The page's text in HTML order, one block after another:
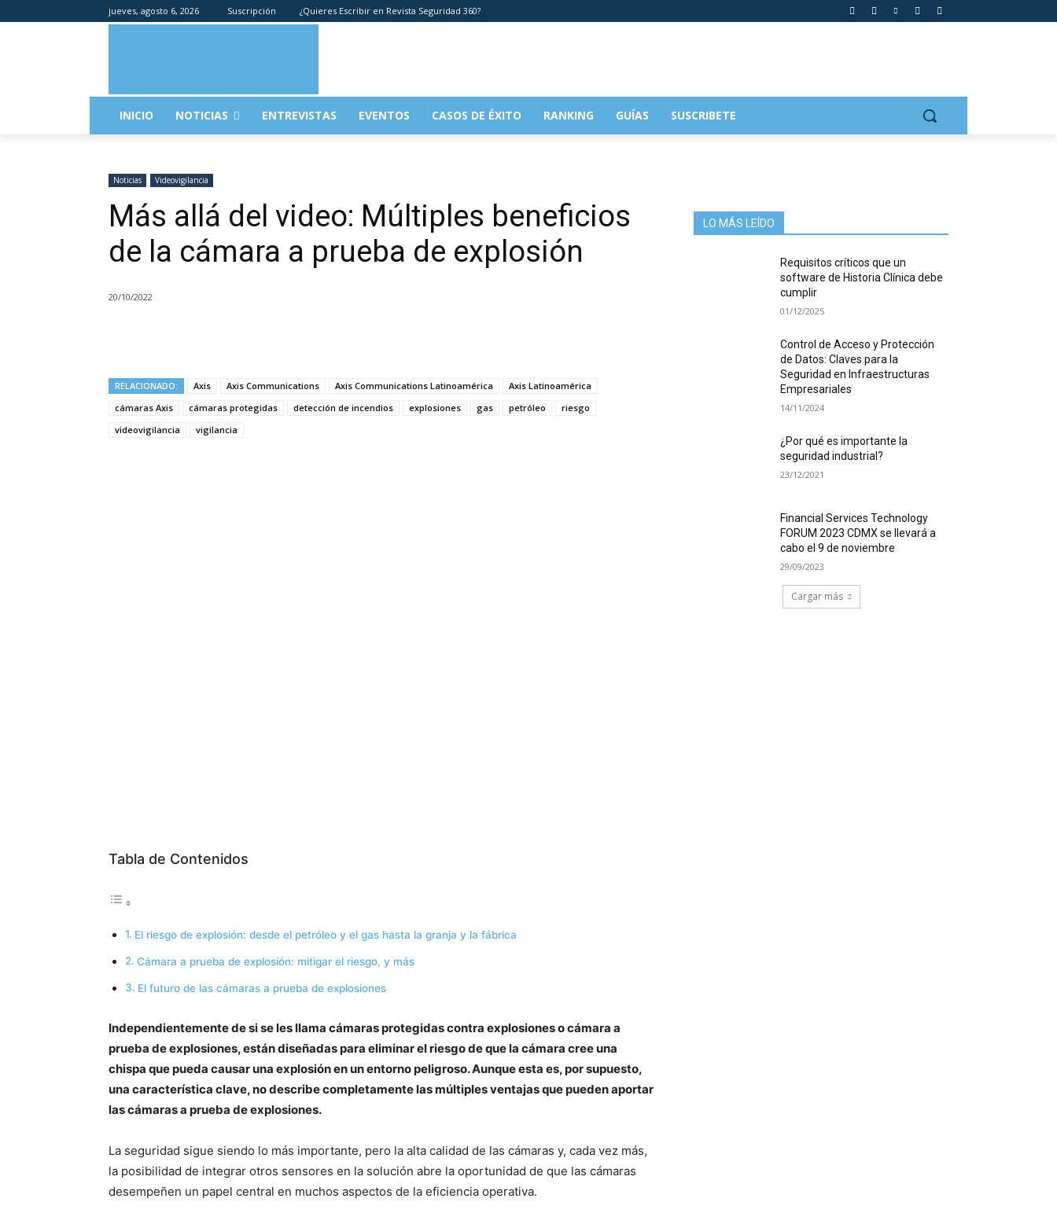
jueves, agosto 6, 2026 Suscripción ¿Quieres Escribir en Revista Seguridad 360?
INICIO NOTICIAS ENTREVISTAS EVENTOS CASOS DE ÉXITO RANKING GUÍAS SUSCRIBETE
Noticias Videovigilancia
Más allá del video: Múltiples beneficios
de la cámara a prueba de explosión
20/10/2022
RELACIONADO: Axis Axis Communications Axis Communications Latinoamérica
Axis Latinoamérica
cámaras Axis
cámaras protegidas detección de incendios explosiones gas petróleo
riesgo
videovigilancia
vigilancia
Tabla de Contenidos
El riesgo de explosión: desde el petróleo y el gas hasta la granja y la fábrica
Cámara a prueba de explosión: mitigar el riesgo, y más
El futuro de las cámaras a prueba de explosiones
Independientemente de si se les llama cámaras protegidas contra explosiones o cámara a
prueba de explosiones, están diseñadas para eliminar el riesgo de que la cámara cree una
chispa que pueda causar una explosión en un entorno peligroso. Aunque esta es, por supuesto,
una característica clave, no describe completamente las múltiples ventajas que pueden aportar
las cámaras a prueba de explosiones.
La seguridad sigue siendo lo más importante, pero la alta calidad de las cámaras y, cada vez más,
la posibilidad de integrar otros sensores en la solución abre la oportunidad de que las cámaras
desempeñen un papel central en muchos aspectos de la eficiencia operativa.
LO MÁS LEÍDO
Requisitos críticos que un
software de Historia Clínica debe
cumplir
01/12/2025
Control de Acceso y Protección
de Datos: Claves para la
Seguridad en Infraestructuras
Empresariales
14/11/2024
¿Por qué es importante la
seguridad industrial?
23/12/2021
Financial Services Technology
FORUM 2023 CDMX se llevará a
cabo el 9 de noviembre
29/09/2023
Cargar más